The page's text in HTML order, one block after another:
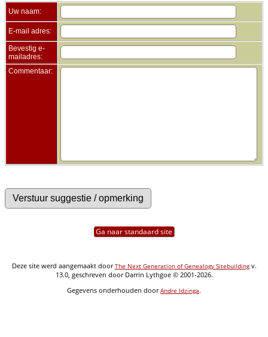
Uw naam:
E-mail adres:
Bevestig e-
mailadres:
Commentaar:
Ga naar standaard site
Deze site werd aangemaakt doorThe Next Generation of Genealogy Sitebuildingv.
13.0, geschreven door Darrin Lythgoe © 2001-2026.
Gegevens onderhouden doorAndre Idzinga.